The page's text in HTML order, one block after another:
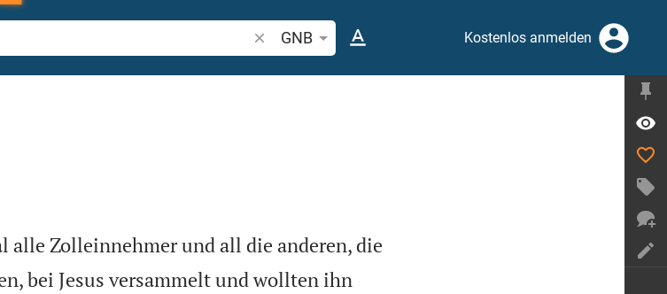
Bibelstelle oder Begriff suchen
GNB Kostenlos anmelden
alle Zolleinnehmer und all die anderen, die
bei Jesus versammelt und wollten ihn